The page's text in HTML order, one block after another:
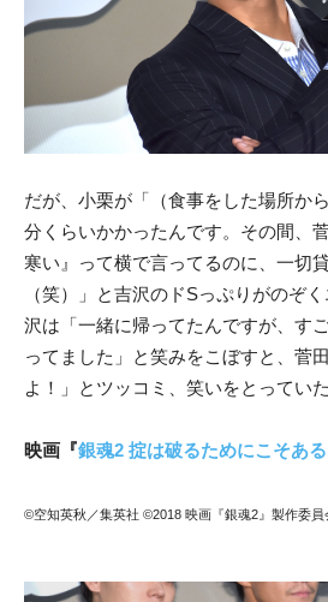
だが、小栗が「（食事をした場所か
分くらいかかったんです。その間、
寒い』って横で言ってるのに、一切
（笑）」と吉沢のドSっぷりがのぞ
沢は「一緒に帰ってたんですが、す
ってました」と笑みをこぼすと、菅
よ！」とツッコミ、笑いをとっていた
映画『銀魂2 掟は破るためにこそある
©空知英秋／集英社 ©2018 映画『銀魂2』製作委員